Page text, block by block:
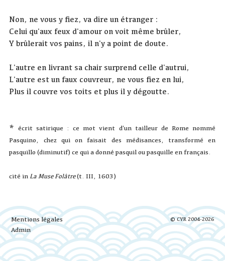
Non, ne vous y fiez, va dire un étranger :
Celui qu'aux feux d'amour on voit même brûler,
Y brûlerait vos pains, il n'y a point de doute.
L'autre en livrant sa chair surprend celle d'autrui,
L'autre est un faux couvreur, ne vous fiez en lui,
Plus il couvre vos toits et plus il y dégoutte.
* écrit satirique : ce mot vient d'un tailleur de Rome nommé
Pasquino, chez qui on faisait des médisances, transformé en
pasquillo (diminutif) ce qui a donné pasquil ou pasquille en français.
cité inLa Muse Folâtre(t. III, 1603)
© CYR 2004-2026
Mentions légales
Admin